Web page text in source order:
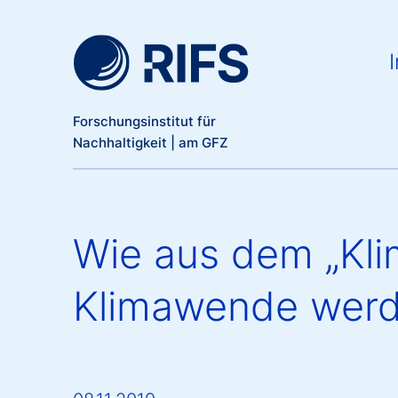
Forschungsinstitut für
Nachhaltigkeit | am GFZ
Wie aus dem
Klimawende